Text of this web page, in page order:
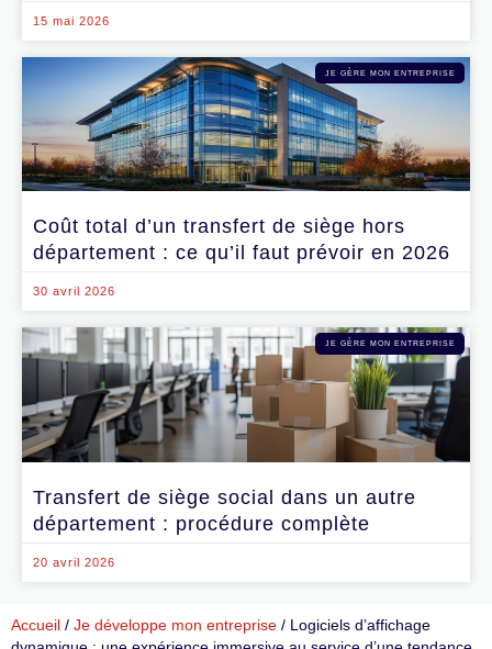
15 mai 2026
JE GÈRE MON ENTREPRISE
Coût total d’un transfert de siège hors
département : ce qu’il faut prévoir en 2026
30 avril 2026
JE GÈRE MON ENTREPRISE
Transfert de siège social dans un autre
département : procédure complète
20 avril 2026
Accueil / Je développe mon entreprise / Logiciels d’affichage